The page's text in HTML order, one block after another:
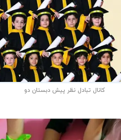
کانال تبادل نظر پیش دبستان دو